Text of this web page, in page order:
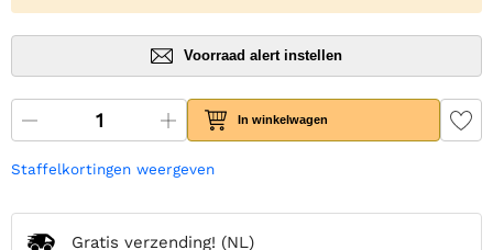
Voorraad alert instellen
In winkelwagen
Staffelkortingen weergeven
Gratis verzending! (NL)